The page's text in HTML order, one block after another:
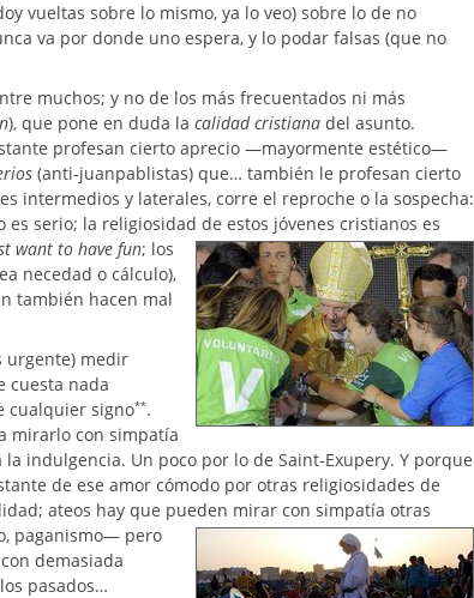
vueltas sobre lo mismo, ya lo veo) sobre lo de no
va por donde uno espera, y lo podar falsas (que no
muchos; y no de los más frecuentados ni más
), que pone en duda la calidad cristiana del asunto.
profesan cierto aprecio —mayormente estético—
(anti-juanpablistas) que… también le profesan cierto
intermedios y laterales, corre el reproche o la sospecha:
es serio; la religiosidad de estos jóvenes cristianos es
want to have fun; los
necedad o cálculo),
también hacen mal
urgente) medir
cuesta nada
cualquier signo**.
mirarlo con simpatía
indulgencia. Un poco por lo de Saint-Exupery. Y porque
de ese amor cómodo por otras religiosidades de
ateos hay que pueden mirar con simpatía otras
paganismo— pero
demasiada
pasados…